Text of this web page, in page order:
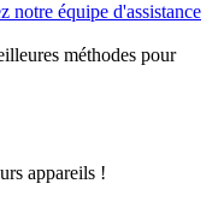
notre équipe d'assistance
méthodes pour
appareils !